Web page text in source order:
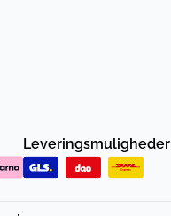
Leveringsmuligheder